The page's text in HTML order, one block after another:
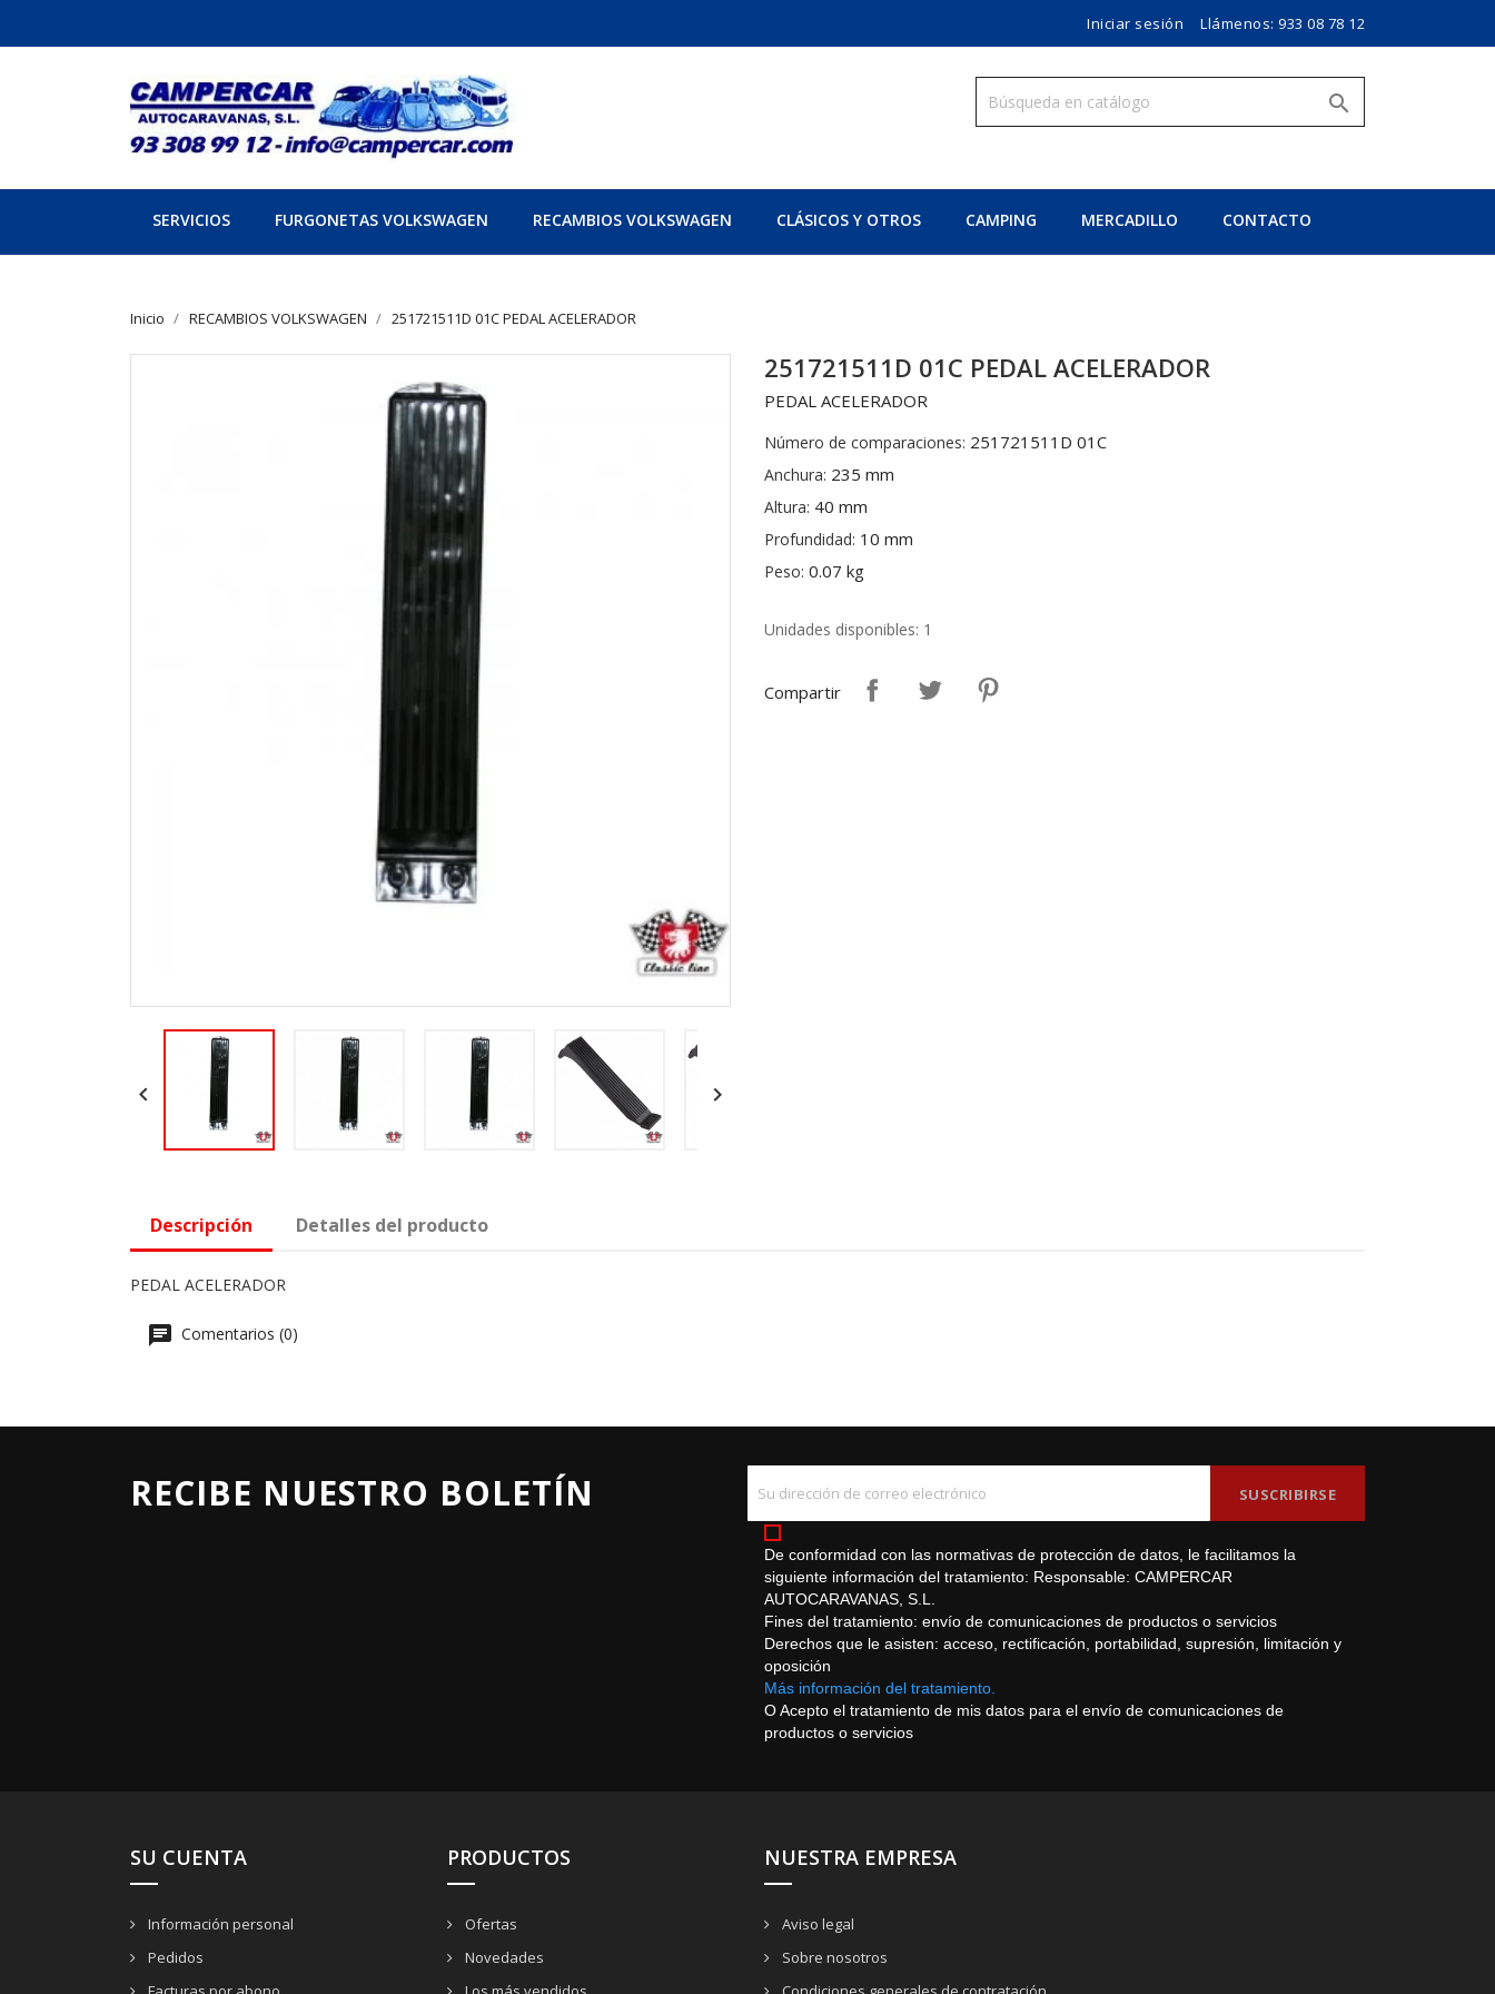
Iniciar sesión Llámenos: 933 08 78 12

SERVICIOS FURGONETAS VOLKSWAGEN RECAMBIOS VOLKSWAGEN CLÁSICOS Y OTROS CAMPING MERCADILLO CONTACTO
Inicio RECAMBIOS VOLKSWAGEN 251721511D 01C PEDAL ACELERADOR
 
251721511D 01C PEDAL ACELERADOR
PEDAL ACELERADOR
Número de comparaciones: 251721511D 01C
Anchura: 235 mm
Altura: 40 mm
Profundidad: 10 mm
Peso: 0.07 kg
Unidades disponibles: 1
Compartir
Descripción Detalles del producto
PEDAL ACELERADOR
Comentarios (0)
RECIBE NUESTRO BOLETÍN
De conformidad con las normativas de protección de datos, le facilitamos la
siguiente información del tratamiento: Responsable: CAMPERCAR
AUTOCARAVANAS, S.L.
Fines del tratamiento: envío de comunicaciones de productos o servicios
Derechos que le asisten: acceso, rectificación, portabilidad, supresión, limitación y
oposición
Más información del tratamiento.
O Acepto el tratamiento de mis datos para el envío de comunicaciones de
productos o servicios
SU CUENTA
Información personal
Pedidos
PRODUCTOS
Ofertas
Novedades
NUESTRA EMPRESA
Aviso legal
Sobre nosotros